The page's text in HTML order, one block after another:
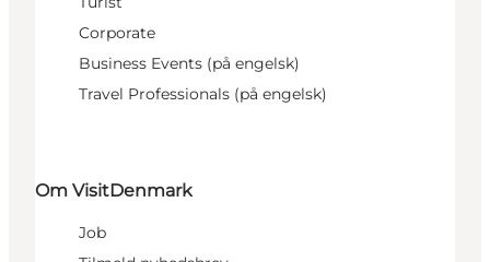
Corporate
Business Events (på engelsk)
Travel Professionals (på engelsk)
Om VisitDenmark
Job